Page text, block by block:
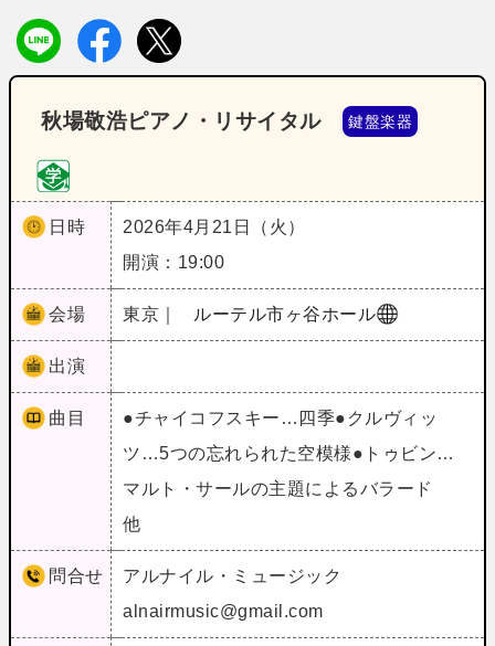
秋場敬浩ピアノ・リサイタル 鍵盤楽器
日時
2026年4月21日（火）
開演：19:00
会場 東京｜ ルーテル市ヶ谷ホール
出演
曲目
●チャイコフスキー…四季●クルヴィッ
ツ…5つの忘れられた空模様●トゥビン…
マルト・サールの主題によるバラード
他
問合せ
アルナイル・ミュージック
alnairmusic@gmail.com